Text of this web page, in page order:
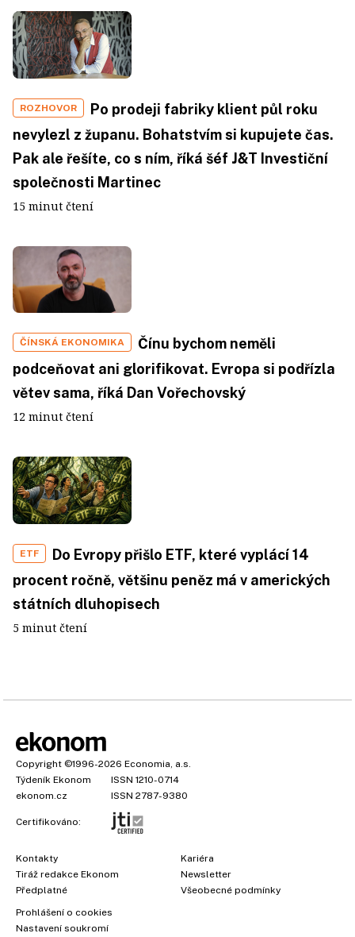
ROZHOVOR
Po prodeji fabriky klient půl roku
nevylezl z županu. Bohatstvím si kupujete čas.
Pak ale řešíte, co s ním, říká šéf J&T Investiční
společnosti Martinec
15 minut čtení
ČÍNSKÁ EKONOMIKA
Čínu bychom neměli
podceňovat ani glorifikovat. Evropa si podřízla
větev sama, říká Dan Vořechovský
12 minut čtení
ETF
Do Evropy přišlo ETF, které vyplácí 14
procent ročně, většinu peněz má v amerických
státních dluhopisech
5 minut čtení
Copyright ©1996-2026 Economia, a.s.
Týdeník Ekonom
ISSN 1210-0714
ekonom.cz
ISSN 2787-9380
Certifikováno:
Kontakty
Tiráž redakce Ekonom
Předplatné
Kariéra
Newsletter
Všeobecné podmínky
Prohlášení o cookies
Nastavení soukromí